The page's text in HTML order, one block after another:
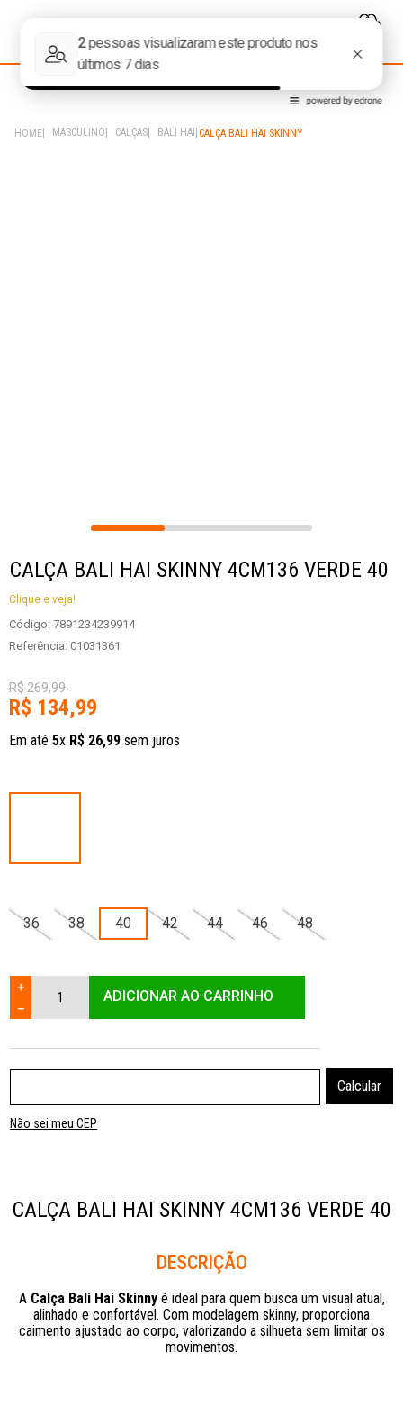
MASCULINO CALÇAS BALI HAI CALÇA BALI HAI SKINNY
CALÇA BALI HAI SKINNY 4CM136 VERDE 40
Clique e veja!
Código: 7891234239914
Referência: 01031361
R$269,99
R$ 134,99
Em até 5x R$ 26,99 sem juros
36 38 40 42 44 46 48
＋
－
ADICIONAR AO CARRINHO
Não sei meu CEP
CALÇA BALI HAI SKINNY 4CM136 VERDE 40
Descrição
A Calça Bali Hai Skinnyé ideal para quem busca um visual atual,
alinhado e confortável. Com modelagem skinny, proporciona
caimento ajustado ao corpo, valorizando a silhueta sem limitar os
movimentos.